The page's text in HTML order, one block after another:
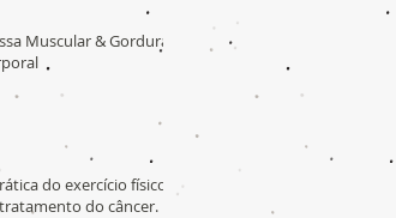
Muscular & Gordura
do exercício físico
do câncer.